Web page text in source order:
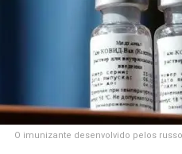
O imunizante desenvolvido pelos